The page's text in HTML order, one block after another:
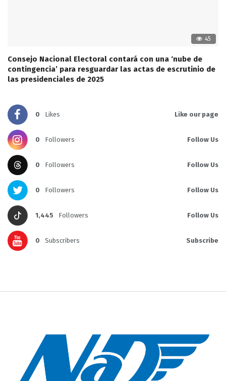
45
Consejo Nacional Electoral contará con una ‘nube de
contingencia’ para resguardar las actas de escrutinio de
las presidenciales de 2025
0 Likes Like our page
0 Followers Follow Us
0 Followers Follow Us
0 Followers Follow Us
1,445 Followers Follow Us
0 Subscribers Subscribe